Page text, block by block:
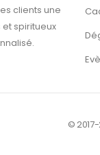
clients une
spiritueux
©